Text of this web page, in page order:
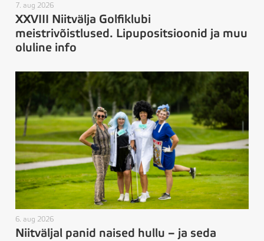
7. aug 2026
XXVIII Niitvälja Golfiklubi
meistrivõistlused. Lipupositsioonid ja muu
oluline info
6. aug 2026
Niitväljal panid naised hullu – ja seda